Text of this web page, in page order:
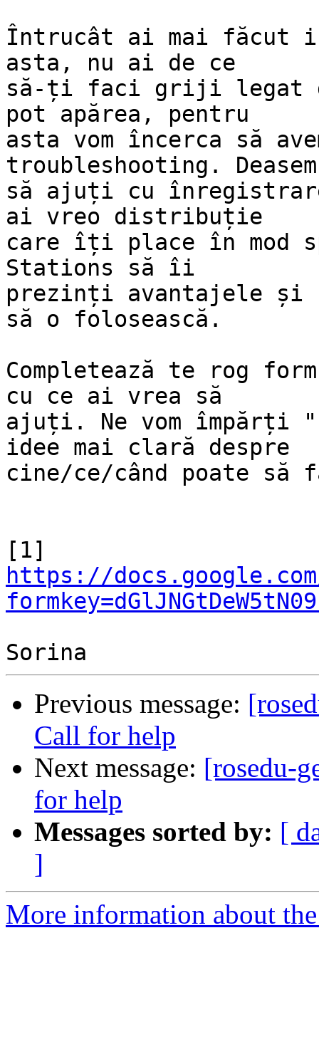
Întrucât ai mai făcut
asta, nu ai de ce
să-ți faci griji legat de
pot apărea, pentru
asta vom încerca să
troubleshooting.
să ajuți cu
ai vreo distribuție
care îți place în mod
Stations să îi
prezinți avantajele
să o folosească.
Completează te rog
cu ce ai vrea să
ajuți. Ne vom împărți
idee mai clară despre
cine/ce/când poate să
https://
Previous message:
Call for help
Next message: [rosedu-
for help
Messages sorted by: [
]
More information about